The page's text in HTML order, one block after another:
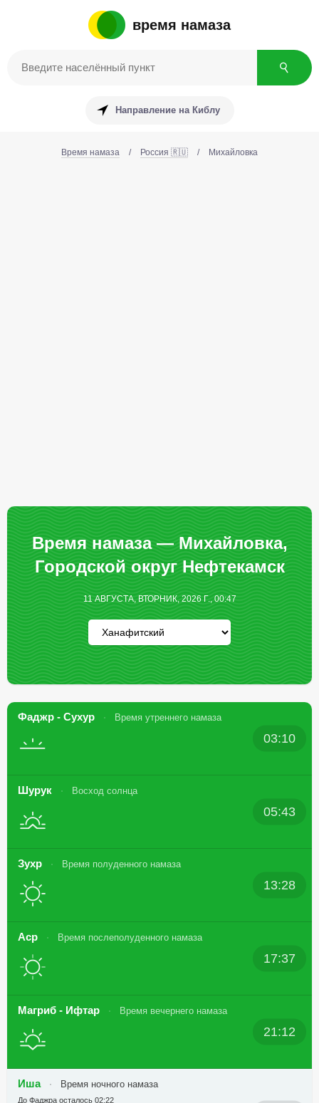
время намаза
Направление на Киблу
Время намаза / Россия 🇷🇺 / Михайловка
Время намаза — Михайловка,
Городской округ Нефтекамск
11 АВГУСТА, ВТОРНИК, 2026 Г., 00:47
Фаджр - Сухур Время утреннего намаза
03:10
Шурук Восход солнца
05:43
Зухр Время полуденного намаза
13:28
Аср Время послеполуденного намаза
17:37
Магриб - Ифтар Время вечернего намаза
21:12
Иша Время ночного намаза
До Фаджра осталось 02:22